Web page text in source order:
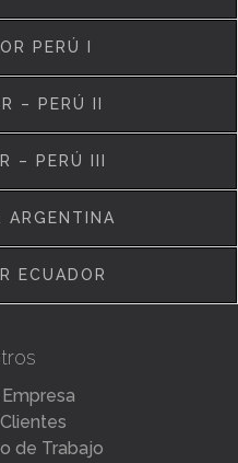
PERÚ I
– PERÚ II
– PERÚ III
ARGENTINA
ECUADOR
de Trabajo